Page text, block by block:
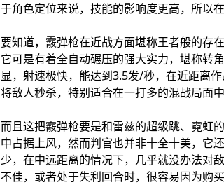
于角色定位来说，技能的影响度更高，所以
要知道，霰弹枪在近战方面堪称王者般的存
它可是有着全自动碾压的强大实力，堪称转
显，射速极快，能达到3.5发/秒，在近距离
将敌人秒杀，特别适合在一打多的混战局面中
而且这把霰弹枪要是和雷兹的超级跳、霓虹
中占据上风，然而判官也并非十全十美，它
少，在中远距离的情况下，几乎就没办法对
不佳，或者处于失利回合时，很容易因为购